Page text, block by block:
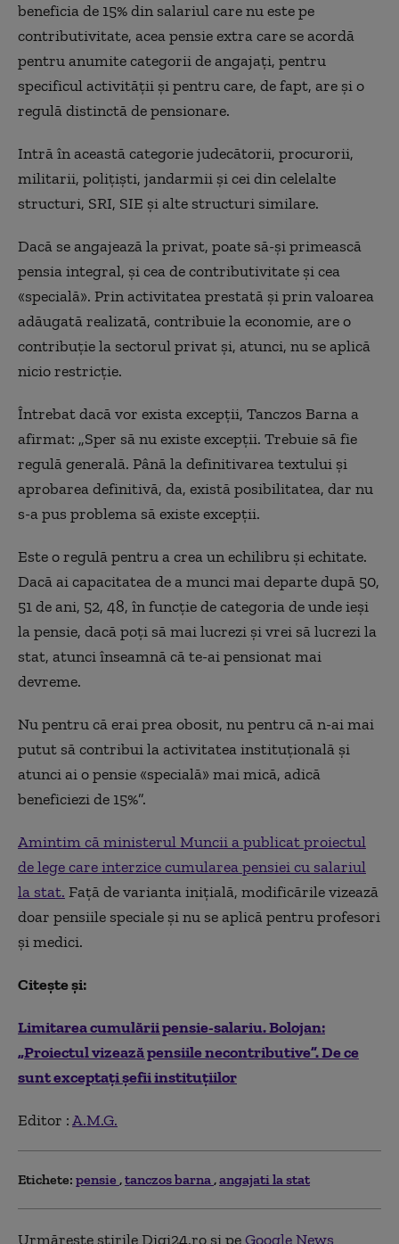
beneficia de 15% din salariul care nu este pe
contributivitate, acea pensie extra care se acordă
pentru anumite categorii de angajați, pentru
specificul activității și pentru care, de fapt, are și o
regulă distinctă de pensionare.
Intră în această categorie judecătorii, procurorii,
militarii, polițiști, jandarmii și cei din celelalte
structuri, SRI, SIE și alte structuri similare.
Dacă se angajează la privat, poate să-și primească
pensia integral, și cea de contributivitate și cea
«specială». Prin activitatea prestată și prin valoarea
adăugată realizată, contribuie la economie, are o
contribuție la sectorul privat și, atunci, nu se aplică
nicio restricție.
Întrebat dacă vor exista excepții, Tanczos Barna a
afirmat: „Sper să nu existe excepții. Trebuie să fie
regulă generală. Până la definitivarea textului și
aprobarea definitivă, da, există posibilitatea, dar nu
s-a pus problema să existe excepții.
Este o regulă pentru a crea un echilibru și echitate.
Dacă ai capacitatea de a munci mai departe după 50,
51 de ani, 52, 48, în funcție de categoria de unde ieși
la pensie, dacă poți să mai lucrezi și vrei să lucrezi la
stat, atunci înseamnă că te-ai pensionat mai
devreme.
Nu pentru că erai prea obosit, nu pentru că n-ai mai
putut să contribui la activitatea instituțională și
atunci ai o pensie «specială» mai mică, adică
beneficiezi de 15%”.
Amintim că ministerul Muncii a publicat proiectul
de lege care interzice cumularea pensiei cu salariul
la stat. Față de varianta inițială, modificările vizează
doar pensiile speciale și nu se aplică pentru profesori
și medici.
Citește și:
Limitarea cumulării pensie-salariu. Bolojan:
„Proiectul vizează pensiile necontributive”. De ce
sunt exceptați șefii instituțiilor
Editor :A.M.G.
Etichete: pensie tanczos barna angajati la stat
Urmărește știrile Digi24.ro și peGoogle News